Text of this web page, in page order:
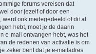
forums vereisen dat
door jezelf of door een
ook medegedeeld of dit al
hebt, moet je de daarin
e-mail ontvangen hebt, was het
de redenen van activatie is om
zeker bent dat je e-mailadres